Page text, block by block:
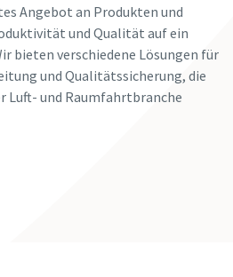
Angebot an Produkten und
und Qualität auf ein
bieten verschiedene Lösungen für
und Qualitätssicherung, die
Luft- und Raumfahrtbranche